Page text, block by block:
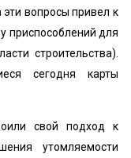
эти вопросы привел к
приспособлений для
строительства).
сегодня карты
свой подход к
утомляемости